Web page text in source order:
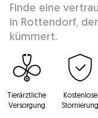
Finde eine
in Rottendorf,
kümmert.
Tierärztliche
Versorgung
Kostenlose
Stornierung